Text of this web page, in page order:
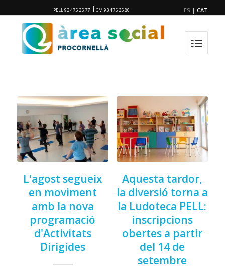
PELL 93 475 35 77 | CM 93 475 35 80 ES |CAT
L'agost segueix
en moviment
amb la nova
programació
d'Activitats
Dirigides
Aquesta tardor,
la diversió torna a
la Ludoteca PELL:
inscripcions
obertes a partir
del 14 de
setembre